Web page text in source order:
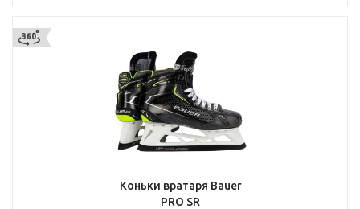
Коньки вратаря Bauer
PRO SR